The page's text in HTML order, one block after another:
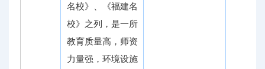
名校》、《福建名
校》之列，是一所
教育质量高，师资
力量强，环境设施